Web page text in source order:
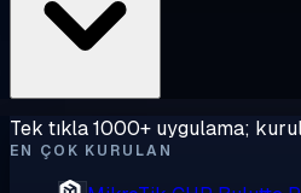
Tek tıkla 1000+ uygulama;
EN ÇOK KURULAN